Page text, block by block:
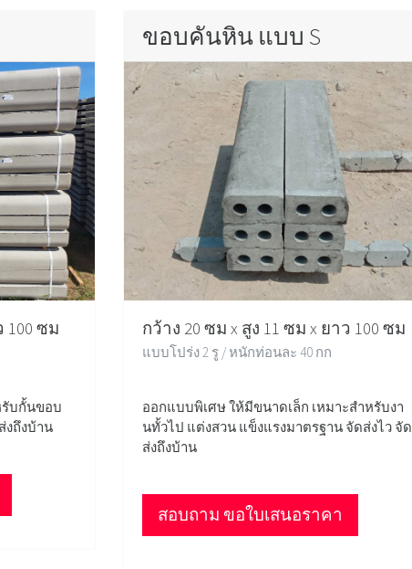
100 ซม
บกั้นขอบ
งถึงบ้าน
ขอบคันหิน แบบ S
กว้าง 20 ซม x สูง 11 ซม x ยาว 100 ซม
แบบโปร่ง 2 รู / หนักท่อนละ 40 กก
ออกแบบพิเศษ ให้มีขนาดเล็ก เหมาะสำหรับงา
นทั้วไป แต่งสวน แข็งแรงมาตรฐาน จัดส่งไว จัด
ส่งถึงบ้าน
สอบถาม ขอใบเสนอราคา